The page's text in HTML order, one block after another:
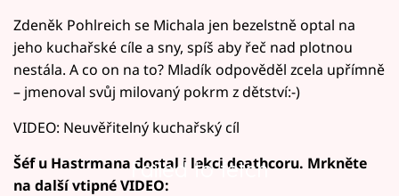
Zdeněk Pohlreich se Michala jen bezelstně optal na
jeho kuchařské cíle a sny, spíš aby řeč nad plotnou
nestála. A co on na to? Mladík odpověděl zcela upřímně
– jmenoval svůj milovaný pokrm z dětství:-)
VIDEO: Neuvěřitelný kuchařský cíl
Failed to fetch
Šéf u Hastrmana dostal i lekci deathcoru. Mrkněte
na další vtipné VIDEO: